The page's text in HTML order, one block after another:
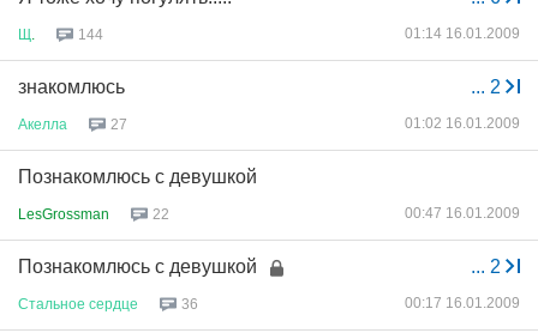
Щ 144 01:14 16.01.2009
... 2
знакомлюсь
Акелла 27 01:02 16.01.2009
Познакомлюсь с девушкой
LesGrossman 22 00:47 16.01.2009
... 2
Познакомлюсь с девушкой
Стальное сердце 36 00:17 16.01.2009